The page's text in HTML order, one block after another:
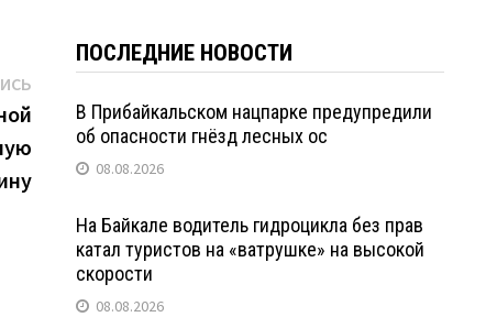
Следующая
запись:
ПОСЛЕДНИЕ НОВОСТИ
В Прибайкальском нацпарке предупредили
об опасности гнёзд лесных ос
08.08.2026
На Байкале водитель гидроцикла без прав
катал туристов на «ватрушке» на высокой
скорости
08.08.2026